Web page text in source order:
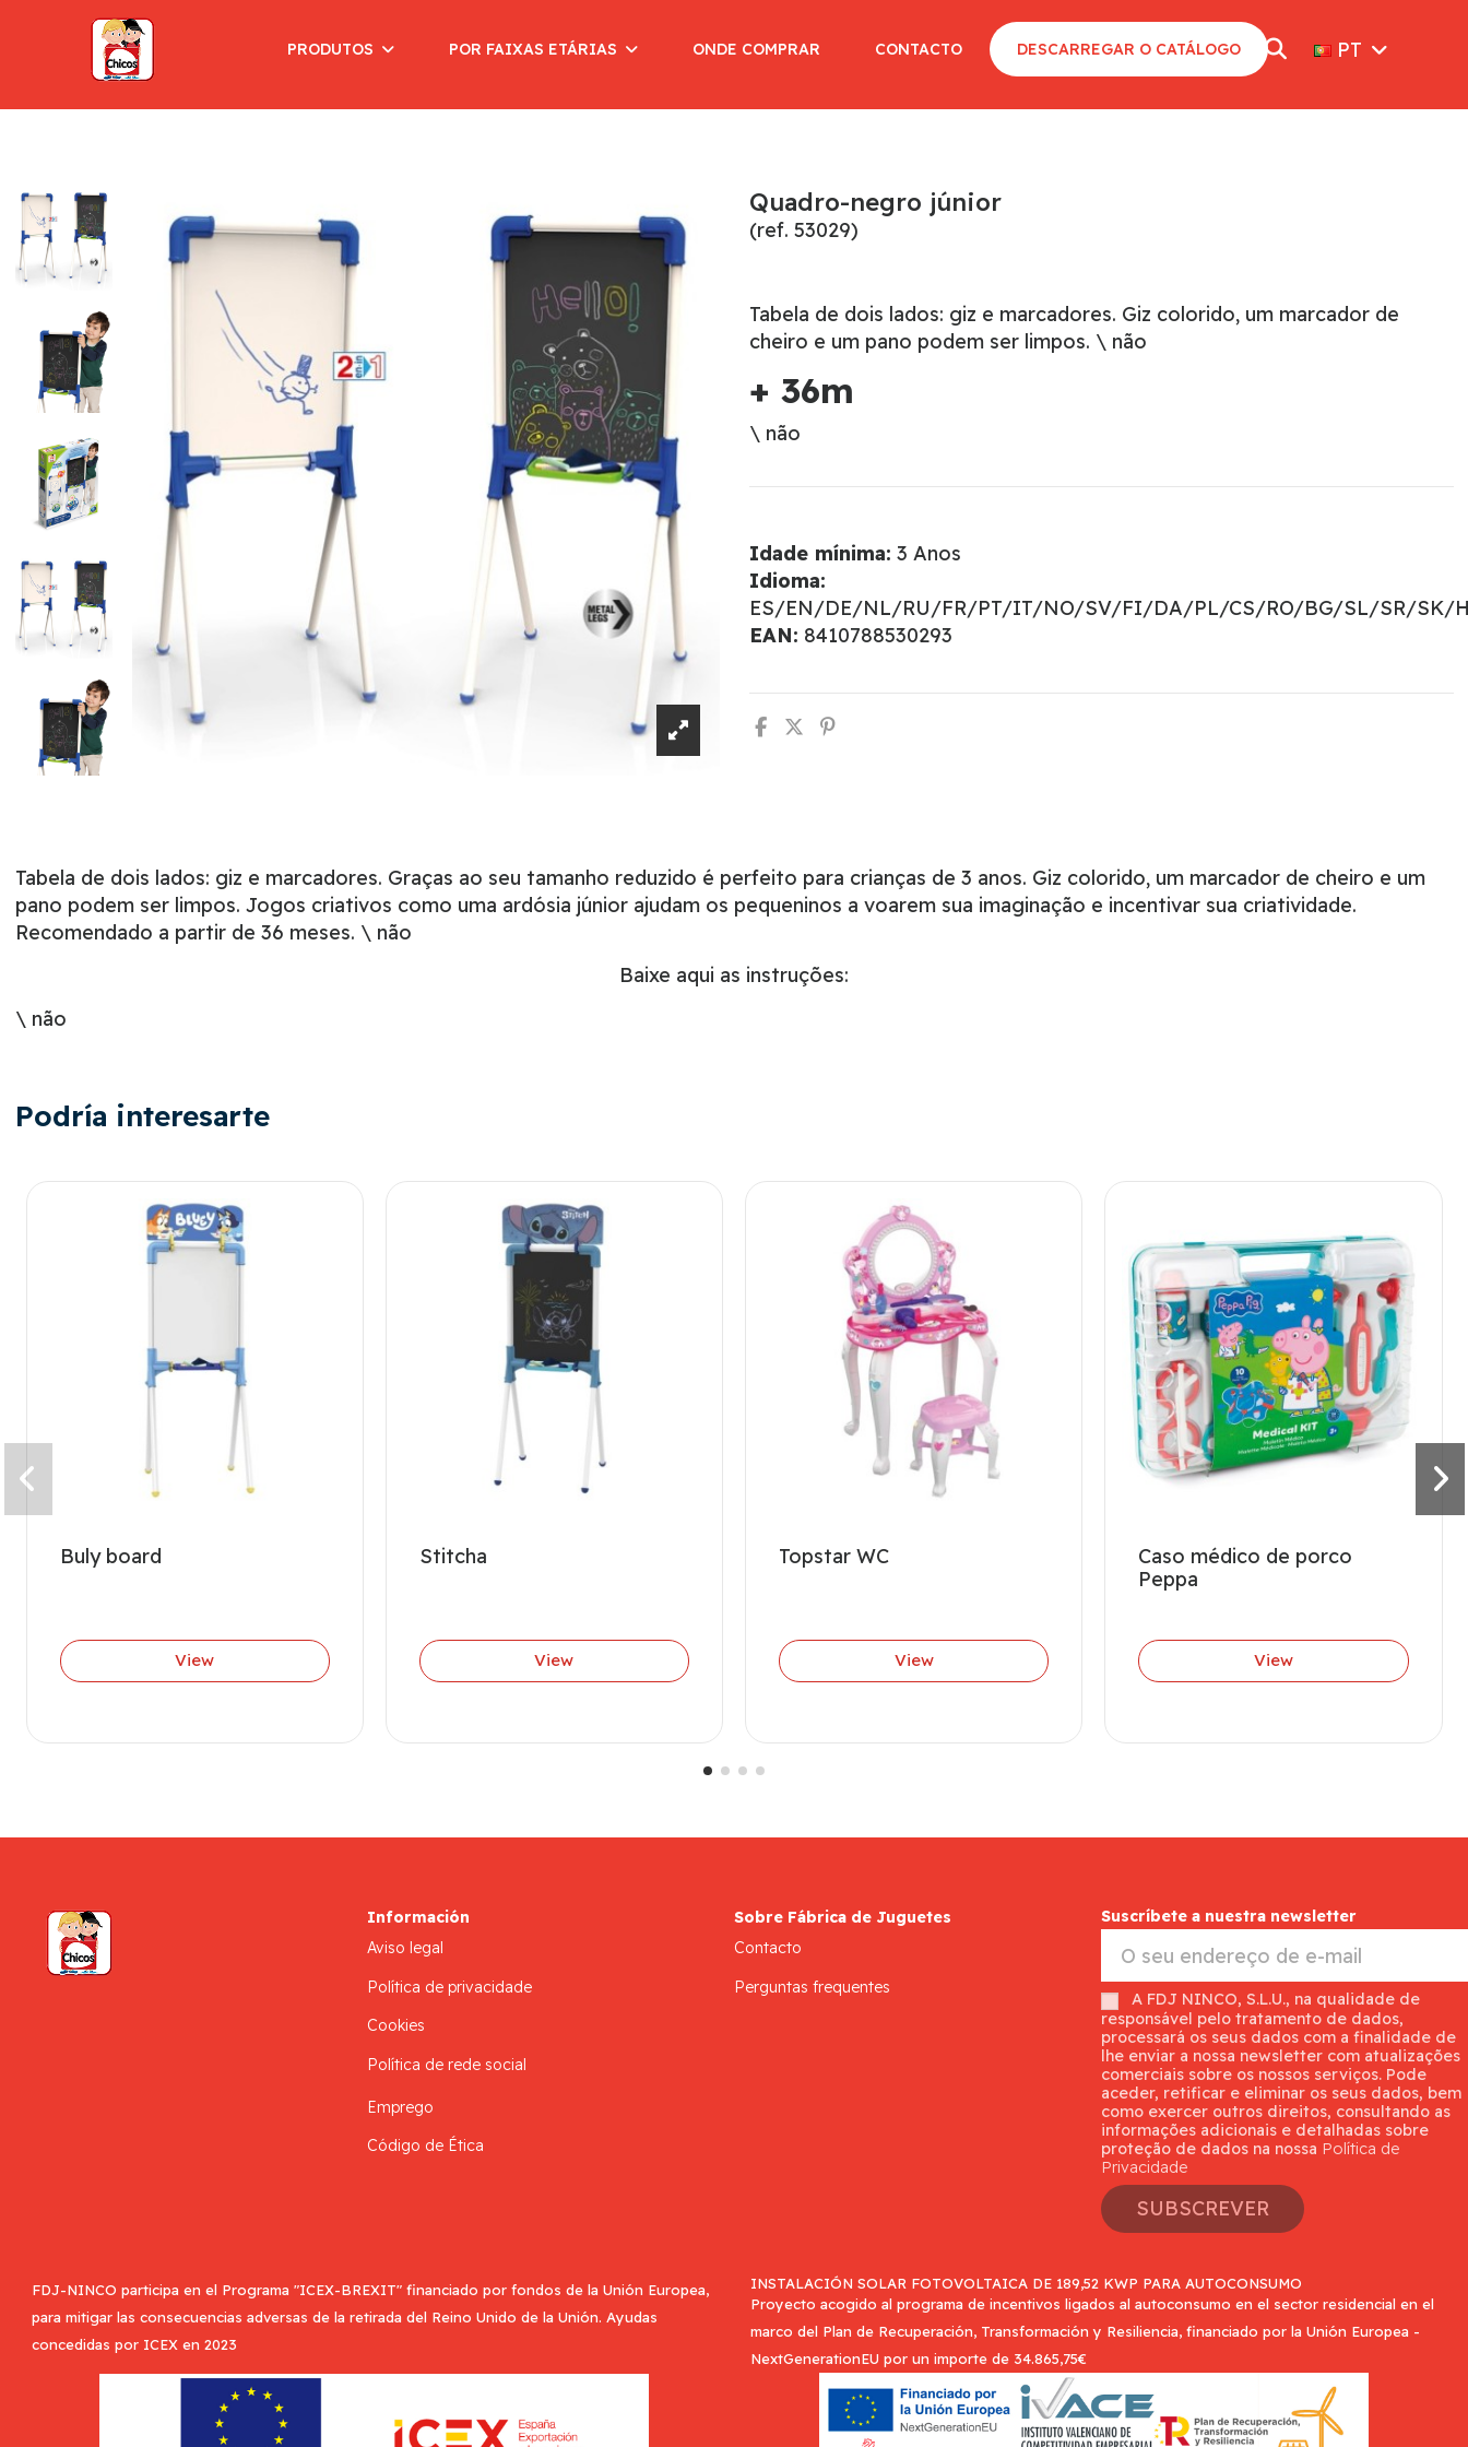
PRODUTOS POR FAIXAS ETÁRIAS ONDE COMPRAR CONTACTO DESCARREGAR O CATÁLOGO PT
Quadro-negro júnior
(ref. 53029)
Tabela de dois lados: giz e marcadores. Giz colorido, um marcador de
cheiro e um pano podem ser limpos. \ não
+ 36m
\ não
Idade mínima: 3 Anos
Idioma:
ES/EN/DE/NL/RU/FR/PT/IT/NO/SV/FI/DA/PL/CS/RO/BG/SL/SR/SK/
EAN: 8410788530293
Tabela de dois lados: giz e marcadores. Graças ao seu tamanho reduzido é perfeito para crianças de 3 anos. Giz colorido, um marcador de cheiro e um
pano podem ser limpos. Jogos criativos como uma ardósia júnior ajudam os pequeninos a voarem sua imaginação e incentivar sua criatividade.
Recomendado a partir de 36 meses. \ não
Baixe aqui as instruções:
\ não
Podría interesarte
Buly board
View
Stitcha
View
Topstar WC
View
Caso médico de porco
Peppa
View
Información
Aviso legal
Política de privacidade
Cookies
Política de rede social
Emprego
Código de Ética
Sobre Fábrica de Juguetes
Contacto
Perguntas frequentes
Suscríbete a nuestra newsletter
A FDJ NINCO, S.L.U., na qualidade de
responsável pelo tratamento de dados,
processará os seus dados com a finalidade de
lhe enviar a nossa newsletter com atualizações
comerciais sobre os nossos serviços. Pode
aceder, retificar e eliminar os seus dados, bem
como exercer outros direitos, consultando as
informações adicionais e detalhadas sobre
proteção de dados na nossa Política de
Privacidade
SUBSCREVER
FDJ-NINCO participa en el Programa "ICEX-BREXIT" financiado por fondos de la Unión Europea,
para mitigar las consecuencias adversas de la retirada del Reino Unido de la Unión. Ayudas
concedidas por ICEX en 2023
INSTALACIÓN SOLAR FOTOVOLTAICA DE 189,52 KWP PARA AUTOCONSUMO
Proyecto acogido al programa de incentivos ligados al autoconsumo en el sector residencial en el
marco del Plan de Recuperación, Transformación y Resiliencia, financiado por la Unión Europea -
NextGenerationEU por un importe de 34.865,75€